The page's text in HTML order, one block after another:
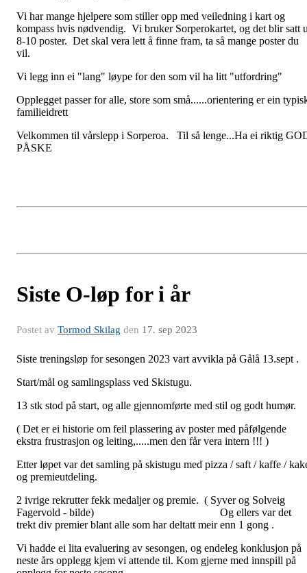
Vi har mange hjelpere som stiller opp med veiledning i kart og
kompass hvis nødvendig. Vi bruker Sorperokartet, og det blir satt
8-10 poster. Det skal vera lett å finne fram, ta så mange poster du
vil.
Vi legg inn ei "lang" løype for den som vil ha litt "utfordring"
Opplegget passer for alle, store som små......orientering er ein
familieidrett
Velkommen til vårslepp i Sorperoa. Til så lenge...Ha ei riktig
PÅSKE
Siste O-løp for i år
Postet av Tormod Skilag den 17. sep 2023
Siste treningsløp for sesongen 2023 vart avvikla på Gålå 13.sept .
Start/mål og samlingsplass ved Skistugu.
13 stk stod på start, og alle gjennomførte med stil og godt humør.
( Det er ei historie om feil plassering av poster med påfølgende
ekstra frustrasjon og leiting,.....men den får vera intern !!! )
Etter løpet var det samling på skistugu med pizza / saft / kaffe /
og premieutdeling.
2 ivrige rekrutter fekk medaljer og premie. ( Syver og Solveig
Fagervold - bilde) Og ellers var det
trekt div premier blant alle som har deltatt meir enn 1 gong .
Vi hadde ei lita evaluering av sesongen, og endeleg konklusjon på
neste års opplegg kjem vi attende til. Kom gjerne med innspill på